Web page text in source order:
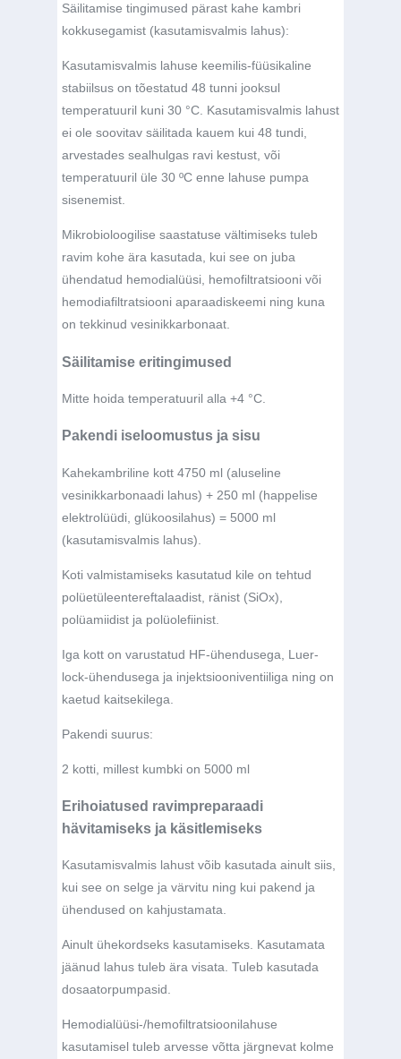
Säilitamise tingimused pärast kahe kambri
kokkusegamist (kasutamisvalmis lahus):
Kasutamisvalmis lahuse keemilis-füüsikaline
stabiilsus on tõestatud 48 tunni jooksul
temperatuuril kuni 30 °C. Kasutamisvalmis lahust
ei ole soovitav säilitada kauem kui 48 tundi,
arvestades sealhulgas ravi kestust, või
temperatuuril üle 30 ºC enne lahuse pumpa
sisenemist.
Mikrobioloogilise saastatuse vältimiseks tuleb
ravim kohe ära kasutada, kui see on juba
ühendatud hemodialüüsi, hemofiltratsiooni või
hemodiafiltratsiooni aparaadiskeemi ning kuna
on tekkinud vesinikkarbonaat.
Säilitamise eritingimused
Mitte hoida temperatuuril alla +4 °C.
Pakendi iseloomustus ja sisu
Kahekambriline kott 4750 ml (aluseline
vesinikkarbonaadi lahus) + 250 ml (happelise
elektrolüüdi, glükoosilahus) = 5000 ml
(kasutamisvalmis lahus).
Koti valmistamiseks kasutatud kile on tehtud
polüetüleentereftalaadist, ränist (SiOx),
polüamiidist ja polüolefiinist.
Iga kott on varustatud HF-ühendusega, Luer-
lock-ühendusega ja injektsiooniventiiliga ning on
kaetud kaitsekilega.
Pakendi suurus:
2 kotti, millest kumbki on 5000 ml
Erihoiatused ravimpreparaadi
hävitamiseks ja käsitlemiseks
Kasutamisvalmis lahust võib kasutada ainult siis,
kui see on selge ja värvitu ning kui pakend ja
ühendused on kahjustamata.
Ainult ühekordseks kasutamiseks. Kasutamata
jäänud lahus tuleb ära visata. Tuleb kasutada
dosaatorpumpasid.
Hemodialüüsi-/hemofiltratsioonilahuse
kasutamisel tuleb arvesse võtta järgnevat kolme